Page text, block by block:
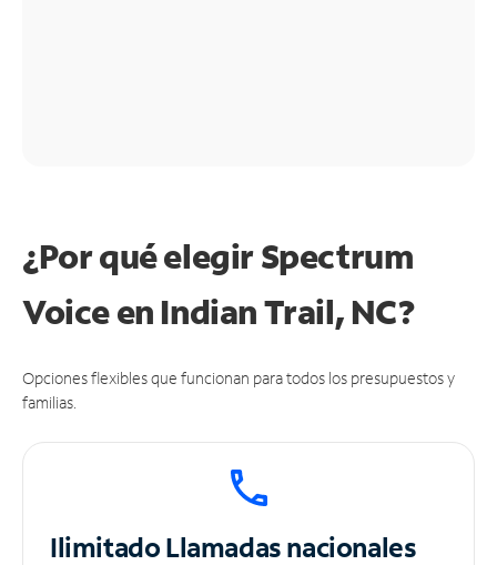
¿Por qué elegir Spectrum
Voice en Indian Trail, NC?
Opciones flexibles que funcionan para todos los presupuestos y
familias.
IlimitadoLlamadas nacionales